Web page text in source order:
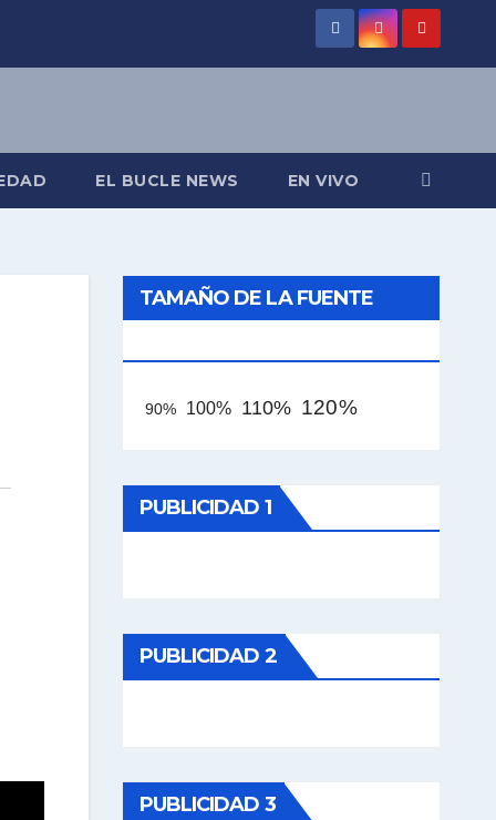
EL BUCLE NEWS EN VIVO
TAMAÑO DE LA FUENTE
90% 100% 110% 120%
PUBLICIDAD 1
PUBLICIDAD 2
PUBLICIDAD 3